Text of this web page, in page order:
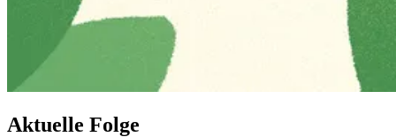
Aktuelle Folge